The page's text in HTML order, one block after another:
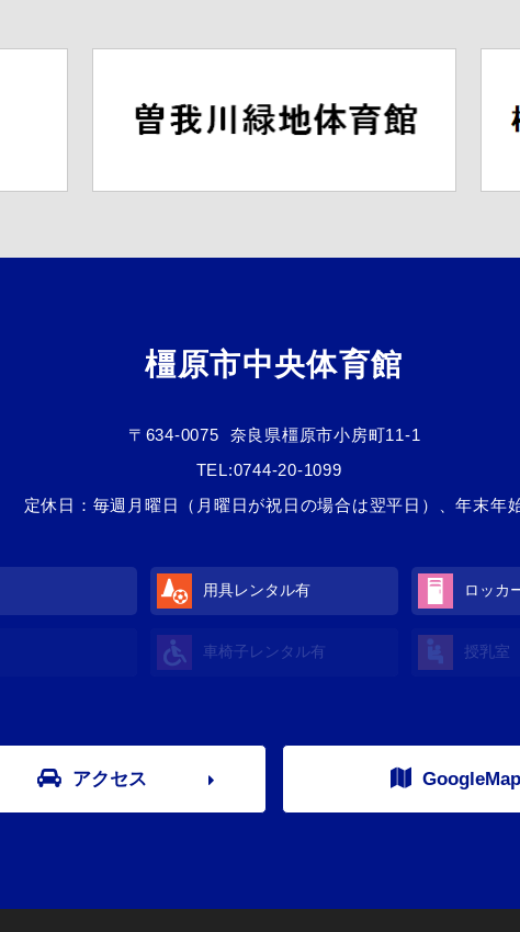
橿原市中央体育館
〒634-0075
奈良県橿原市小房町11-1
TEL:0744-20-1099
定休日：毎週月曜日（月曜日が祝日の場合は翌平日）、年末年
用具レンタル有 ロッカ
車椅子レンタル有 授乳室
アクセス GoogleMap